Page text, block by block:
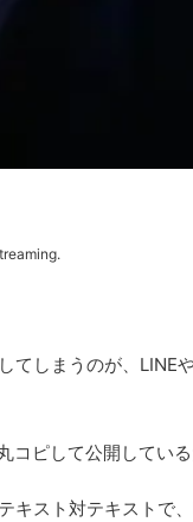
しまうのが、LINE
ピして公開してい
スト対テキストで